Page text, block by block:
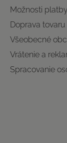
Možnosti platby
Doprava tovaru
Všeobecné
Vrátenie a
Spracovanie